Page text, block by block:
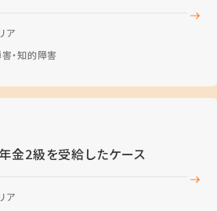
ア
・知的障害
金2級を受給したケース
ア